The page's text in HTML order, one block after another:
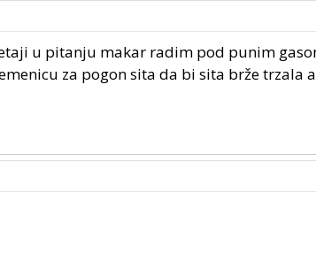
u pitanju makar radim pod punim
za pogon sita da bi sita brže trzala